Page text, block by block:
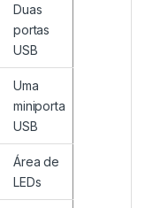
Duas
portas
USB
Uma
miniporta
USB
Área de
LEDs